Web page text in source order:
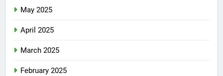
May 2025
April 2025
March 2025
February 2025